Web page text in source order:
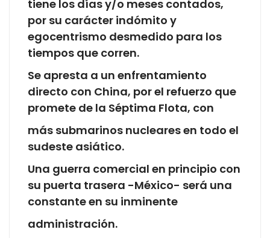
tiene los días y/o meses contados,
por su carácter indómito y
egocentrismo desmedido para los
tiempos que corren.
Se apresta a un enfrentamiento
directo con China, por el refuerzo que
promete de la Séptima Flota, con
más submarinos nucleares en todo el
sudeste asiático.
Una guerra comercial en principio con
su puerta trasera -México- será una
constante en su inminente
administración.